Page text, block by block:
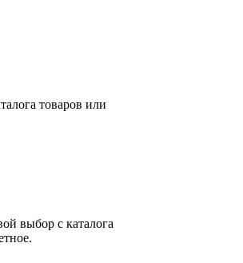
товаров или
выбор с каталога